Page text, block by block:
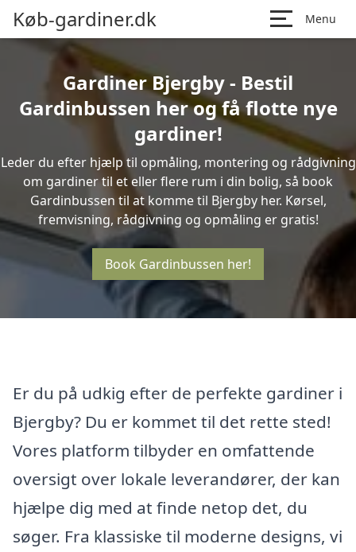
Køb-gardiner.dk Menu
Gardiner Bjergby - Bestil
Gardinbussen her og få flotte nye
gardiner!
Leder du efter hjælp til opmåling, montering og rådgivning
om gardiner til et eller flere rum i din bolig, så book
Gardinbussen til at komme til Bjergby her. Kørsel,
fremvisning, rådgivning og opmåling er gratis!
Book Gardinbussen her!
Er du på udkig efter de perfekte gardiner i
Bjergby? Du er kommet til det rette sted!
Vores platform tilbyder en omfattende
oversigt over lokale leverandører, der kan
hjælpe dig med at finde netop det, du
søger. Fra klassiske til moderne designs, vi